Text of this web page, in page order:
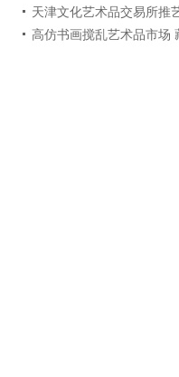
天津文化艺术品交易所推
高仿书画搅乱艺术品市场